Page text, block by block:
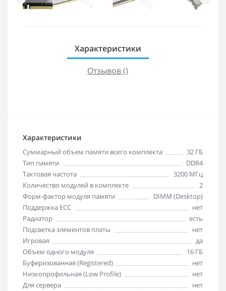
Характеристики
Отзывов ()
Характеристики
Суммарный объем памяти всего комплекта
32 ГБ
Тип памяти
DDR4
Тактовая частота
3200 МГц
Количество модулей в комплекте
2
Форм-фактор модуля памяти
DIMM (Desktop)
Поддержка ECC
нет
Радиатор
есть
Подсветка элементов платы
нет
Игровая
да
Объем одного модуля
16 ГБ
Буферизованная (Registered)
нет
Низкопрофильная (Low Profile)
нет
Для сервера
нет